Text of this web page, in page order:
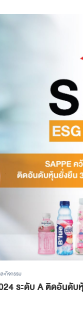
ะกิจกรรม
ระดับ A ติดอันดับ